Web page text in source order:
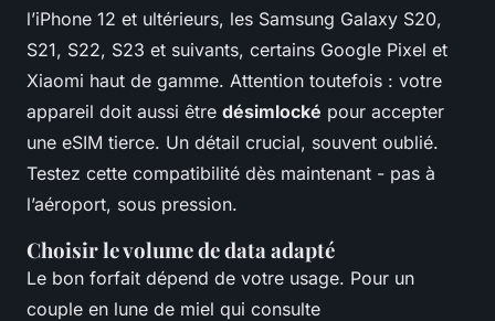
l’iPhone 12 et ultérieurs, les Samsung Galaxy S20,
S21, S22, S23 et suivants, certains Google Pixel et
Xiaomi haut de gamme. Attention toutefois : votre
appareil doit aussi être désimlocké pour accepter
une eSIM tierce. Un détail crucial, souvent oublié.
Testez cette compatibilité dès maintenant - pas à
l’aéroport, sous pression.
Choisir le volume de data adapté
Le bon forfait dépend de votre usage. Pour un
couple en lune de miel qui consulte